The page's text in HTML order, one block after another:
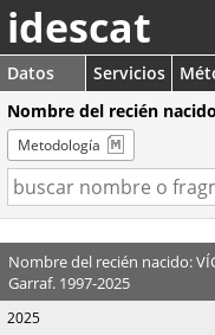
idescat
Datos Servicios
Nombre del recién
Metodología
Nombre del recién nacido:
Garraf. 1997-2025
2025